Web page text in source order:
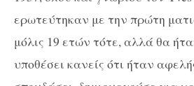
ερωτεύτηκαν με την πρώτη
μόλις 19 ετών τότε, αλλά θα
υποθέσει κανείς ότι ήταν